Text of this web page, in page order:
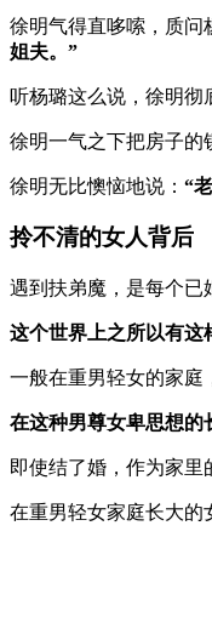
徐明气得直哆嗦，质问
姐夫。”
听杨璐这么说，徐明彻
徐明一气之下把房子的
徐明无比懊恼地说： “
拎不清的女人背后
遇到扶弟魔，是每个已
这个世界上之所以有这
一般在重男轻女的家庭
在这种男尊女卑思想的
即使结了婚，作为家里
在重男轻女家庭长大的